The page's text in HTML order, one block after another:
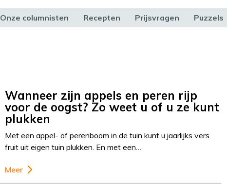
Onze columnisten Recepten Prijsvragen Puzzels
Wanneer zijn appels en peren rijp
voor de oogst? Zo weet u of u ze kunt
plukken
Met een appel- of perenboom in de tuin kunt u jaarlijks vers
fruit uit eigen tuin plukken. En met een…
Meer